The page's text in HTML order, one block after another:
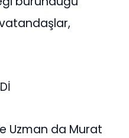
Uzman da Murat